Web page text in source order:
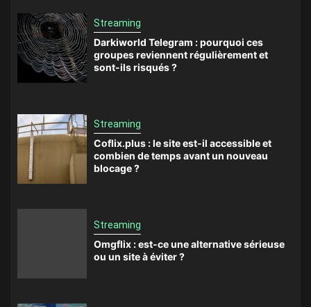
Streaming
Darkiworld Telegram : pourquoi ces
groupes reviennent régulièrement et
sont-ils risqués ?
Streaming
Coflix.plus : le site est-il accessible et
combien de temps avant un nouveau
blocage ?
Streaming
Omgflix : est-ce une alternative sérieuse
ou un site à éviter ?